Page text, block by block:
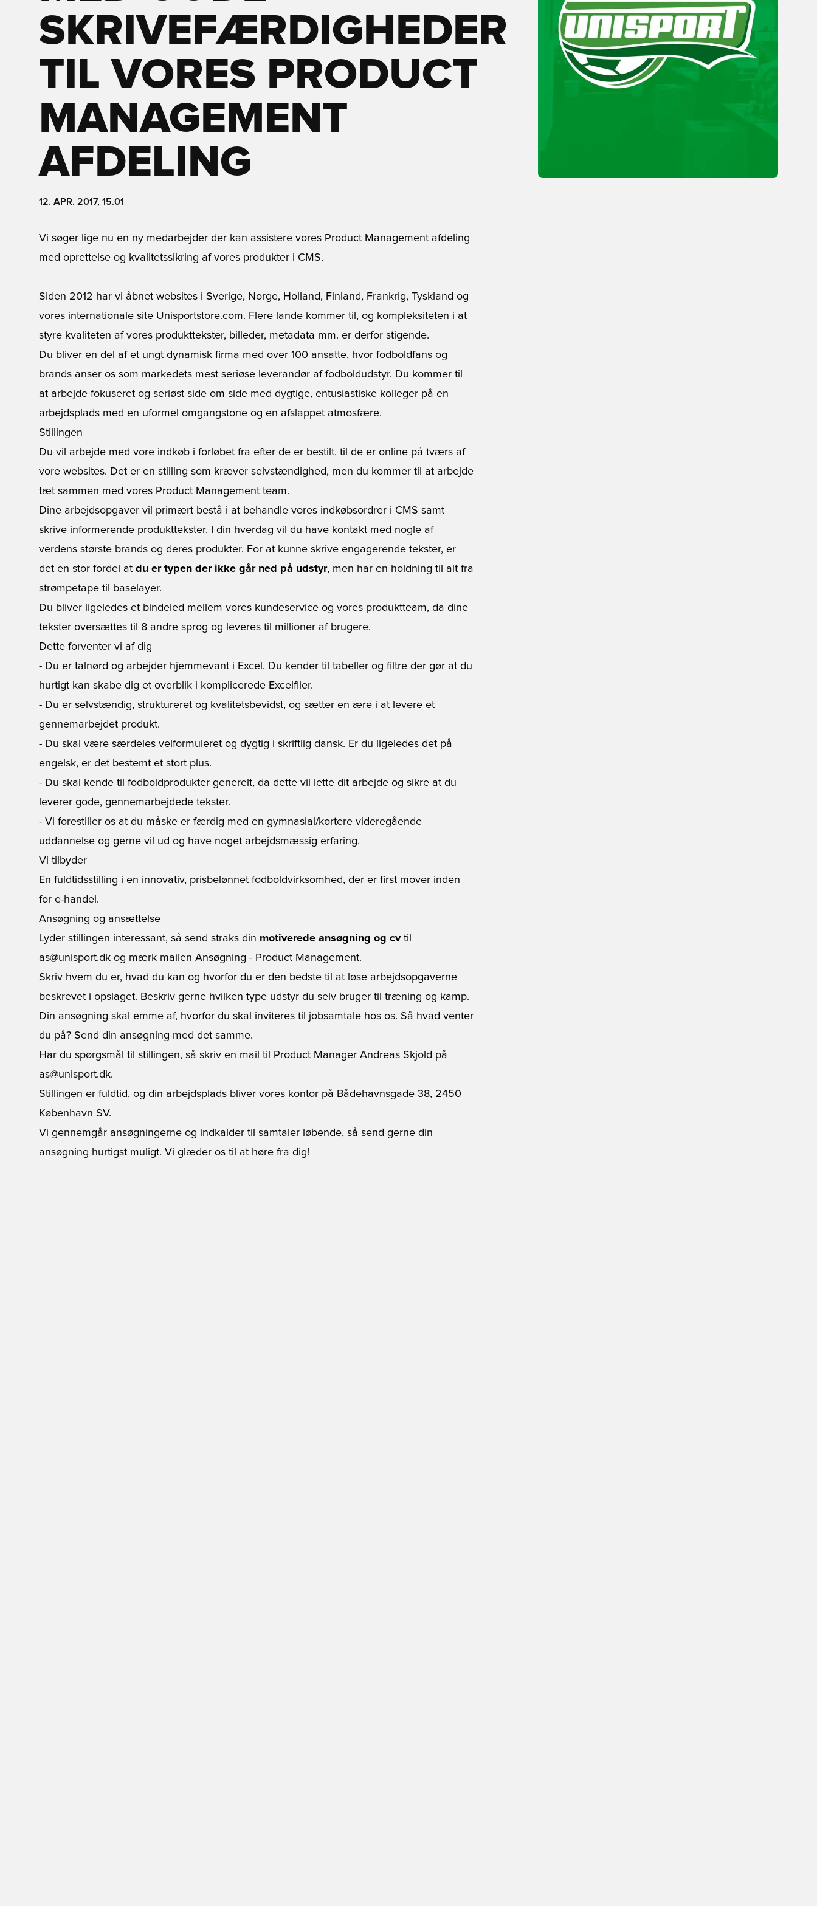
SKRIVEFÆRDIGHEDER
TIL VORES PRODUCT
MANAGEMENT
AFDELING
12. APR. 2017, 15.01
Vi søger lige nu en ny medarbejder der kan assistere vores Product Management afdeling
med oprettelse og kvalitetssikring af vores produkter i CMS.
Siden 2012 har vi åbnet websites i Sverige, Norge, Holland, Finland, Frankrig, Tyskland og
vores internationale site Unisportstore.com. Flere lande kommer til, og kompleksiteten i at
styre kvaliteten af vores produkttekster, billeder, metadata mm. er derfor stigende.
Du bliver en del af et ungt dynamisk firma med over 100 ansatte, hvor fodboldfans og
brands anser os som markedets mest seriøse leverandør af fodboldudstyr. Du kommer til
at arbejde fokuseret og seriøst side om side med dygtige, entusiastiske kolleger på en
arbejdsplads med en uformel omgangstone og en afslappet atmosfære.
Stillingen
Du vil arbejde med vore indkøb i forløbet fra efter de er bestilt, til de er online på tværs af
vore websites. Det er en stilling som kræver selvstændighed, men du kommer til at arbejde
tæt sammen med vores Product Management team.
Dine arbejdsopgaver vil primært bestå i at behandle vores indkøbsordrer i CMS samt
skrive informerende produkttekster. I din hverdag vil du have kontakt med nogle af
verdens største brands og deres produkter. For at kunne skrive engagerende tekster, er
det en stor fordel at du er typen der ikke går ned på udstyr, men har en holdning til alt fra
strømpetape til baselayer.
Du bliver ligeledes et bindeled mellem vores kundeservice og vores produktteam, da dine
tekster oversættes til 8 andre sprog og leveres til millioner af brugere.
Dette forventer vi af dig
- Du er talnørd og arbejder hjemmevant i Excel. Du kender til tabeller og filtre der gør at du
hurtigt kan skabe dig et overblik i komplicerede Excelfiler.
- Du er selvstændig, struktureret og kvalitetsbevidst, og sætter en ære i at levere et
gennemarbejdet produkt.
- Du skal være særdeles velformuleret og dygtig i skriftlig dansk. Er du ligeledes det på
engelsk, er det bestemt et stort plus.
- Du skal kende til fodboldprodukter generelt, da dette vil lette dit arbejde og sikre at du
leverer gode, gennemarbejdede tekster.
- Vi forestiller os at du måske er færdig med en gymnasial/kortere videregående
uddannelse og gerne vil ud og have noget arbejdsmæssig erfaring.
Vi tilbyder
En fuldtidsstilling i en innovativ, prisbelønnet fodboldvirksomhed, der er first mover inden
for e-handel.
Ansøgning og ansættelse
Lyder stillingen interessant, så send straks din motiverede ansøgning og cvtil
as@unisport.dk og mærk mailen Ansøgning - Product Management.
Skriv hvem du er, hvad du kan og hvorfor du er den bedste til at løse arbejdsopgaverne
beskrevet i opslaget. Beskriv gerne hvilken type udstyr du selv bruger til træning og kamp.
Din ansøgning skal emme af, hvorfor du skal inviteres til jobsamtale hos os. Så hvad venter
du på? Send din ansøgning med det samme.
Har du spørgsmål til stillingen, så skriv en mail til Product Manager Andreas Skjold på
as@unisport.dk.
Stillingen er fuldtid, og din arbejdsplads bliver vores kontor på Bådehavnsgade 38, 2450
København SV.
Vi gennemgår ansøgningerne og indkalder til samtaler løbende, så send gerne din
ansøgning hurtigst muligt. Vi glæder os til at høre fra dig!